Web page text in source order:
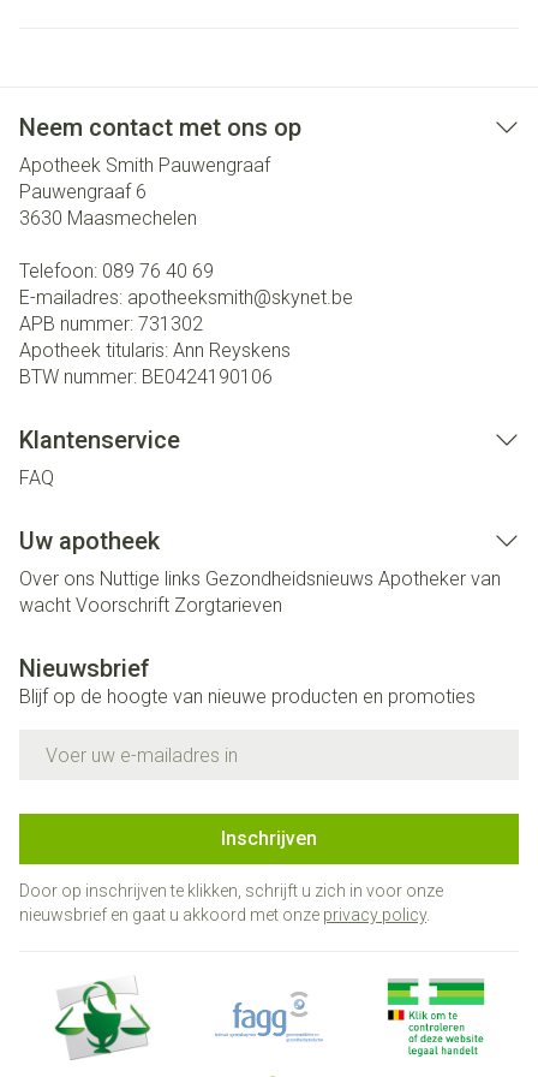
Neem contact met ons op
Apotheek Smith Pauwengraaf
Pauwengraaf 6
3630 Maasmechelen
Telefoon: 089 76 40 69
E-mailadres: apotheeksmith@skynet.be
APB nummer: 731302
Apotheek titularis: Ann Reyskens
BTW nummer: BE0424190106
Klantenservice
FAQ
Uw apotheek
Over ons Nuttige links Gezondheidsnieuws Apotheker van
wacht Voorschrift Zorgtarieven
Nieuwsbrief
Blijf op de hoogte van nieuwe producten en promoties
Inschrijven
Door op inschrijven te klikken, schrijft u zich in voor onze
nieuwsbrief en gaat u akkoord met onze privacy policy.